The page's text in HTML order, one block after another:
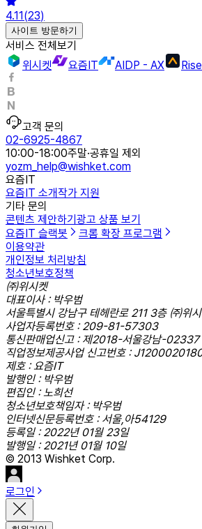
4.11(23)
사이트 방문하기
서비스 전체보기
위시켓
요즘IT AIDP - AX
고객 문의
02-6925-4867
10:00-18:00주말·공휴일 제외
yozm_help@wishket.com
요즘IT
요즘IT 소개작가 지원
기타 문의
콘텐츠 제안하기광고 상품 보기
요즘IT 슬랙봇
크롬 확장 프로그램
이용약관
개인정보 처리방침
청소년보호정책
㈜위시켓
대표이사 : 박우범
서울특별시 강남구 테헤란로 211 3층 ㈜위
사업자등록번호 : 209-81-57303
통신판매업신고 : 제2018-서울강남-02337
직업정보제공사업 신고번호 :
제호 : 요즘IT
발행인 : 박우범
편집인 : 노희선
청소년보호책임자 : 박우범
인터넷신문등록번호 : 서울,아54129
등록일 : 2022년 01월 23일
발행일 : 2021년 01월 10일
© 2013 Wishket Corp.
로그인